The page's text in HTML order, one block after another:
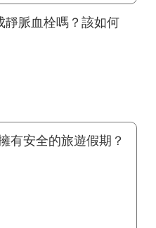
靜脈血栓嗎？該如何